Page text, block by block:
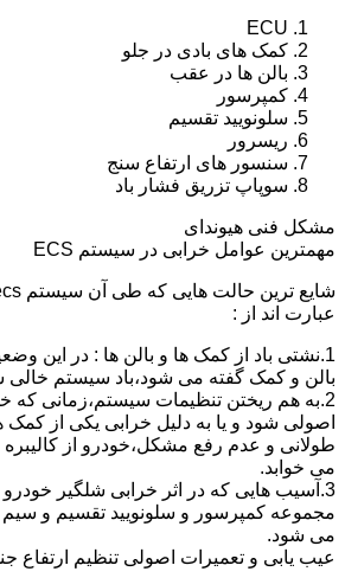
ECU
کمک های بادی در جلو
بالن ها در عقب
کمپرسور
سلونویید تقسیم
ریسرور
سنسور های ارتفاع سنج
سوپاپ تزریق فشار باد
مشکل فنی هیوندای
مهمترین عوامل خرابی در سیستم ECS
عبارت اند از :
1.نشتی باد از کمک ها و بالن ها : در این
بالن و کمک گفته می شود،باد سیستم خالی
2.به هم ریختن تنظیمات سیستم،زمانی که
اصولی شود و یا به دلیل خرابی یکی از کمک
طولانی و عدم رفع مشکل،خودرو از
می خوابد.
3.آسیب هایی که در اثر خرابی شلگیر
مجموعه کمپرسور و سلونویید تقسیم و
می شود.
عیب یابی و تعمیرات اصولی تنظیم ارتفاع